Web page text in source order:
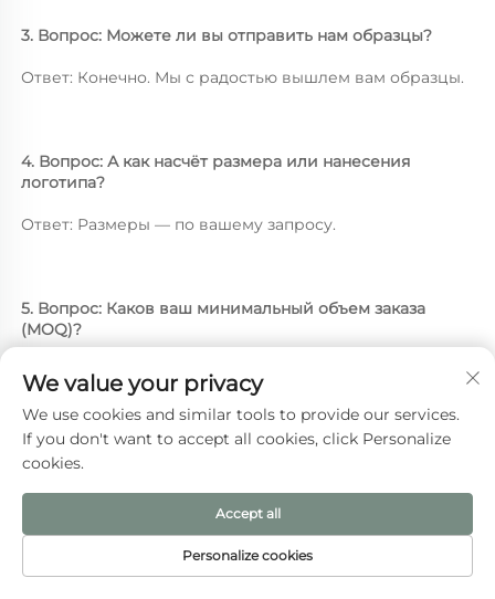
3. Вопрос: Можете ли вы отправить нам образцы?
Ответ: Конечно. Мы с радостью вышлем вам образцы.
4. Вопрос: А как насчёт размера или нанесения
логотипа?
Ответ: Размеры — по вашему запросу.
5. Вопрос: Каков ваш минимальный объем заказа
(MOQ)?
Ответ: Мы можем изготовить даже один экземпляр.
Нажмите здесь, чтобы
получить соответствующее
ДОМАШНЯЯ
ЭЛЕКТРОННАЯ
We value your privacy
We use cookies and similar tools to provide our services.
If you don't want to accept all cookies, click Personalize
cookies.
Personalize cookies
Accept all